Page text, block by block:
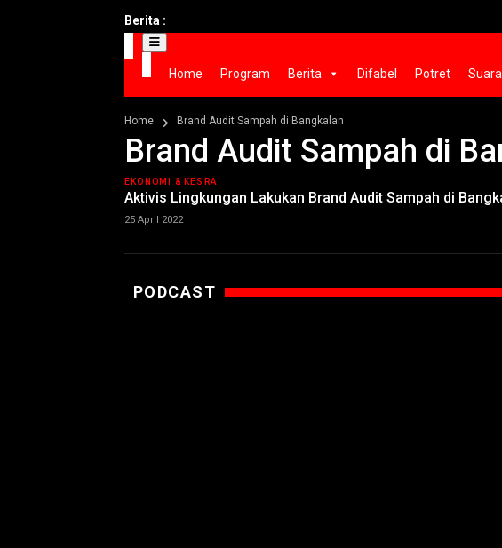
Berita :
Home Program Berita Difabel Potret
Home Brand Audit Sampah di Bangkalan
Brand Audit Sampah di
EKONOMI & KESRA
Aktivis Lingkungan Lakukan Brand Audit Sampah di
25 April 2022
PODCAST